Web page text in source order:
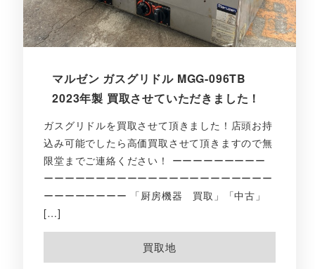
マルゼン ガスグリドル MGG-096TB
2023年製 買取させていただきました！
ガスグリドルを買取させて頂きました！店頭お持
込み可能でしたら高価買取させて頂きますので無
限堂までご連絡ください！ ーーーーーーーーー
ーーーーーーーーーーーーーーーーーーーーーー
ーーーーーーーー 「厨房機器 買取」「中古」
[…]
買取地